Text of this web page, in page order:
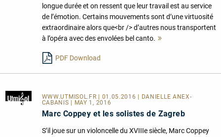
longue durée et on ressent que leur travail est au service
de l’émotion. Certains mouvements sont d’une virtuosité
extraordinaire alors que<br /> d’autres nous transportent
à l’opéra avec des envolées bel canto.
PDF Download
WWW.UTMISOL.FR
| 01.05.2016 | DANIELLE ANEX-
CABANIS | MAY 1, 2016
Marc Coppey et les solistes de Zagreb
S’il joue sur un violoncelle du XVIIIe siècle, Marc Coppey